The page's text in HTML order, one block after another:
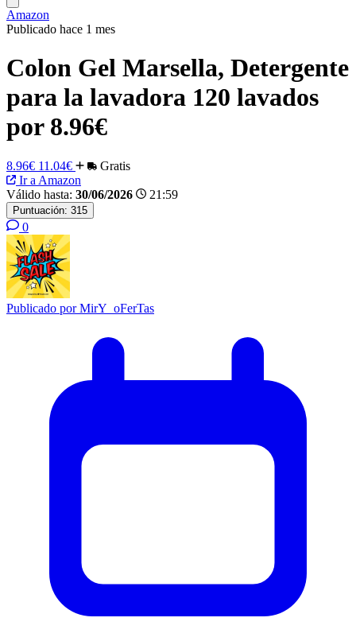
Amazon
Publicado hace 1 mes
Colon Gel Marsella, Detergente
para la lavadora 120 lavados
por 8.96€
8.96€ 11.04€
Gratis
Ir a Amazon
Válido hasta: 30/06/2026 21:59
Puntuación: 315
0
Publicado porMirY_oFerTas